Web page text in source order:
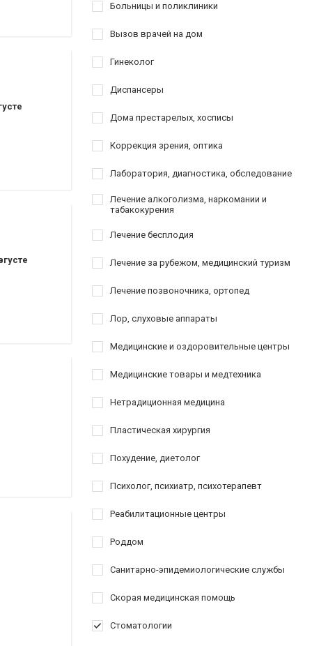
Больницы и поликлиники
Вызов врачей на дом
Гинеколог
Диспансеры
Дома престарелых, хосписы
Коррекция зрения, оптика
Лаборатория, диагностика, обследование
Лечение алкоголизма, наркомании и
табакокурения
Лечение бесплодия
Лечение за рубежом, медицинский туризм
Лечение позвоночника, ортопед
Лор, слуховые аппараты
Медицинские и оздоровительные центры
Медицинские товары и медтехника
Нетрадиционная медицина
Пластическая хирургия
Похудение, диетолог
Психолог, психиатр, психотерапевт
Реабилитационные центры
Роддом
Санитарно-эпидемиологические службы
Скорая медицинская помощь
Стоматологии